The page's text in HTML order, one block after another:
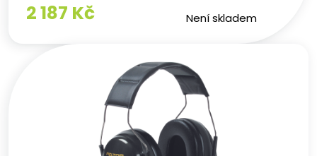
2 187 Kč Není skladem